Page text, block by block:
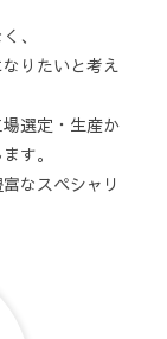
、
りたいと考え
選定・生産か
す。
なスペシャリ